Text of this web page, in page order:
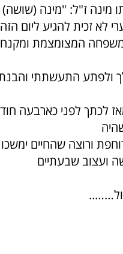
מינה ז"ל: "מינה (שושה)
אמורים לחגוג לך יום הולדתך 54 ולצערי לא זכית
המצומצמת
ולפתע התעשתתי והבנתי
לכתך לפני כארבעה
ורוצה שהחיים ימשכו
ועצוב שבעתיים
ול……..